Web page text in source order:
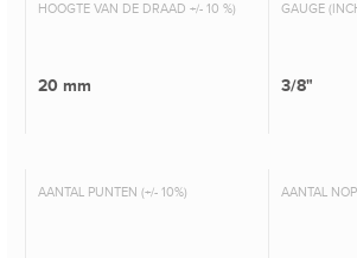
HOOGTE VAN DE DRAAD +/- 10 %)
20 mm
GAUGE
3/8"
AANTAL PUNTEN (+/- 10%) AANTAL